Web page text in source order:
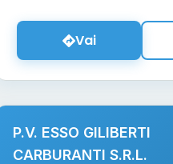
Vai
P.V. ESSO GILIBERTI
CARBURANTI S.R.L.